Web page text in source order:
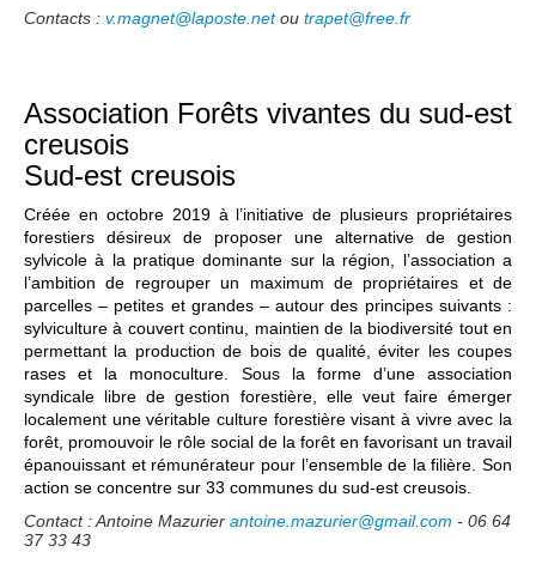
Contacts : v.magnet@laposte.netou trapet@free.fr
Association Forêts vivantes du sud-est
creusois
Sud-est creusois
Créée en octobre 2019 à l’initiative de plusieurs propriétaires
forestiers désireux de proposer une alternative de gestion
sylvicole à la pratique dominante sur la région, l’association a
l’ambition de regrouper un maximum de propriétaires et de
parcelles – petites et grandes – autour des principes suivants :
sylviculture à couvert continu, maintien de la biodiversité tout en
permettant la production de bois de qualité, éviter les coupes
rases et la monoculture. Sous la forme d’une association
syndicale libre de gestion forestière, elle veut faire émerger
localement une véritable culture forestière visant à vivre avec la
forêt, promouvoir le rôle social de la forêt en favorisant un travail
épanouissant et rémunérateur pour l’ensemble de la filière. Son
action se concentre sur 33 communes du sud-est creusois.
Contact : Antoine Mazurier antoine.mazurier@gmail.com - 06 64
37 33 43